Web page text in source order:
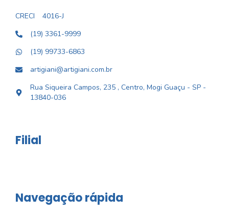
CRECI
4016-J
(19) 3361-9999
(19) 99733-6863
artigiani@artigiani.com.br
Rua Siqueira Campos, 235 , Centro, Mogi Guaçu - SP -
13840-036
Filial
Navegação rápida